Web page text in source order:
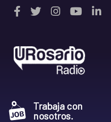
Trabaja con
nosotros.